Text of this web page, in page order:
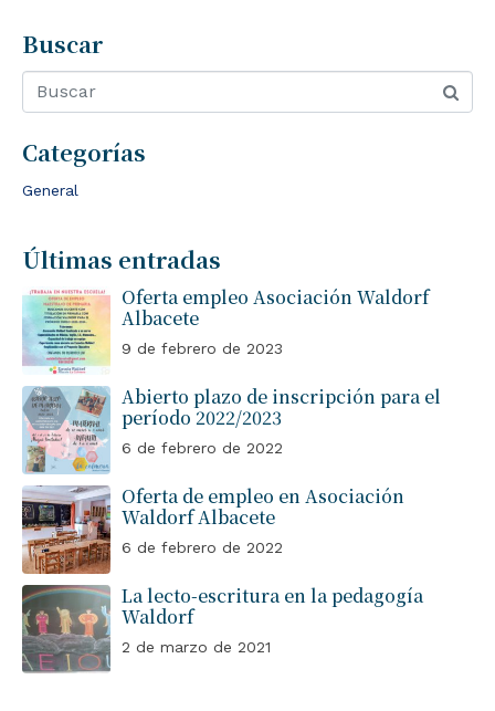
Buscar
Categorías
General
Últimas entradas
Oferta empleo Asociación Waldorf
Albacete
9 de febrero de 2023
Abierto plazo de inscripción para el
período 2022/2023
6 de febrero de 2022
Oferta de empleo en Asociación
Waldorf Albacete
6 de febrero de 2022
La lecto-escritura en la pedagogía
Waldorf
2 de marzo de 2021